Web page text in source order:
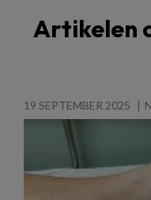
Artikelen
19 SEPTEMBER 2025